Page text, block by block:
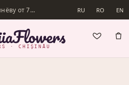
Бесплатная доставка по Кишинёву от 700 lei · Доставим в день заказа RU RO EN
· CHIȘINĂU